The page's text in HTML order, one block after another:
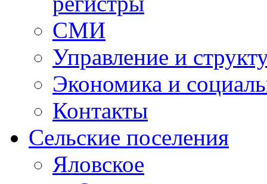
СМИ
Управление и
Экономика и
Контакты
Сельские поселения
Яловское